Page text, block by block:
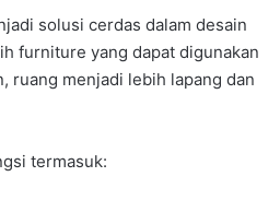
solusi cerdas dalam desain
furniture yang dapat digunakan
ruang menjadi lebih lapang dan
termasuk: